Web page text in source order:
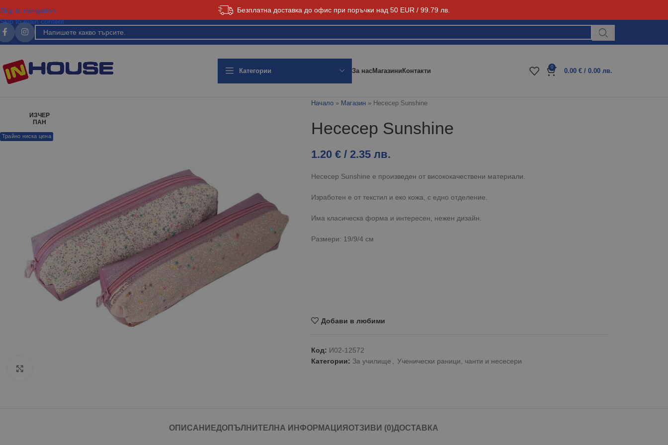
Безплатна доставка до офис при поръчки над 50 EUR / 99.79 лв.
Skip to navigation
Skip to main content
Блог
Категории За насМагазиниКонтакти 0
0.00 € / 0.00 лв.
ИЗЧЕР
ПАН
Трайно ниска цена
Начало» Магазин» Несесер Sunshine
Несесер Sunshine
1.20 € / 2.35 лв.
Несесер Sunshine е произведен от висококачествени материали.
Изработен е от текстил и еко кожа, с едно отделение.
Има класическа форма и интересен, нежен дизайн.
Размери: 19/9/4 см
Добави в любими
Код: И02-12572
Категории: За училище Ученически раници, чанти и несесери
ОПИСАНИЕДОПЪЛНИТЕЛНА ИНФОРМАЦИЯ ОТЗИВИ (0)ДОСТАВКА